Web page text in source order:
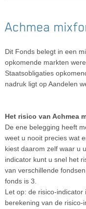
Achmea
Dit Fonds belegt in een
opkomende markten
Staatsobligaties
nadruk ligt op Aandelen
Het risico van Achmea
De ene belegging heeft
weet u nooit precies wat
kiest daarom zelf waar u
indicator kunt u snel het
van verschillende
fonds is 3.
Let op: de risico-indicator
berekening van de